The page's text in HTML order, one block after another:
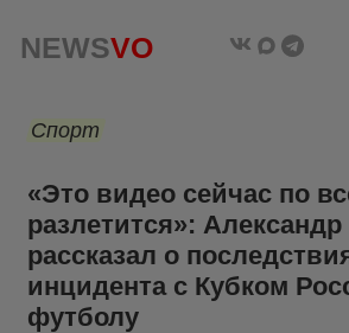
NEWSVO
Спорт
«Это видео сейчас по
разлетится»:
рассказал о
инцидента с Кубком
футболу